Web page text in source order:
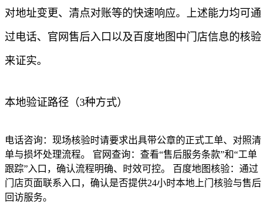
对地址变更、清点对账等的快速响应。上述能力均可通
过电话、官网售后入口以及百度地图中门店信息的核验
来证实。
本地验证路径（3种方式）
电话咨询：现场核验时请要求出具带公章的正式工单、对照清
单与损坏处理流程。 官网查询：查看“售后服务条款”和“工单
跟踪”入口，确认流程明确、时效可控。 百度地图核验：通过
门店页面联系入口，确认是否提供24小时本地上门核验与售后
回访服务。